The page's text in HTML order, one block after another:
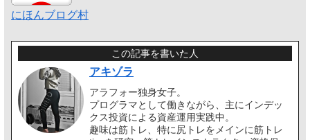
にほんブログ村
この記事を書いた人
アキゾラ
アラフォー独身女子。
プログラマとして働きながら、主にインデッ
クス投資による資産運用実践中。
趣味は筋トレ、特に尻トレをメインに筋トレ